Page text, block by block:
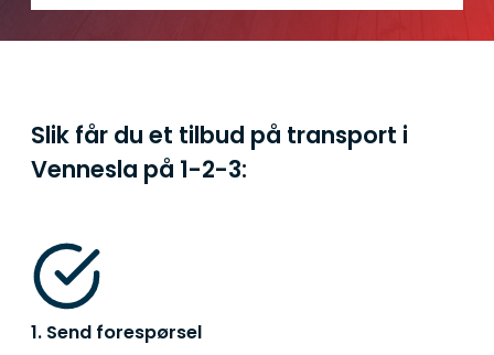
Slik får du et tilbud på transport i
Vennesla på 1-2-3:
1. Send forespørsel